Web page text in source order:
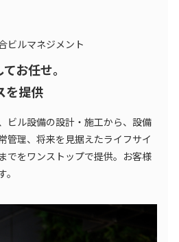
ビルマネジメント
お任せ。
を提供
ビル設備の設計・施工から、設備
管理、将来を見据えたライフサイ
でをワンストップで提供。お客様